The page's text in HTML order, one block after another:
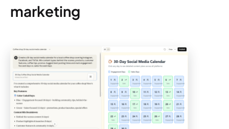
marketing